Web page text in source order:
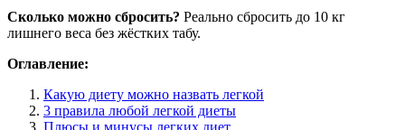
Сколько можно сбросить? Реально сбросить до 10 кг
лишнего веса без жёстких табу.
Оглавление:
Какую диету можно назвать легкой
3 правила любой легкой диеты
Плюсы и минусы легких диет